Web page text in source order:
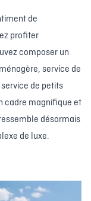
de
profiter
composer un
service de
de petits
cadre magnifique et
désormais
de luxe.